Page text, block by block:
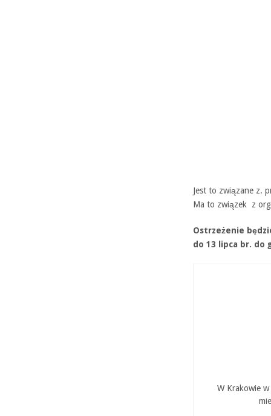
Jest to związane z.
Ma to związek z
Ostrzeżenie
do 13 lipca br. do
W Krakowie